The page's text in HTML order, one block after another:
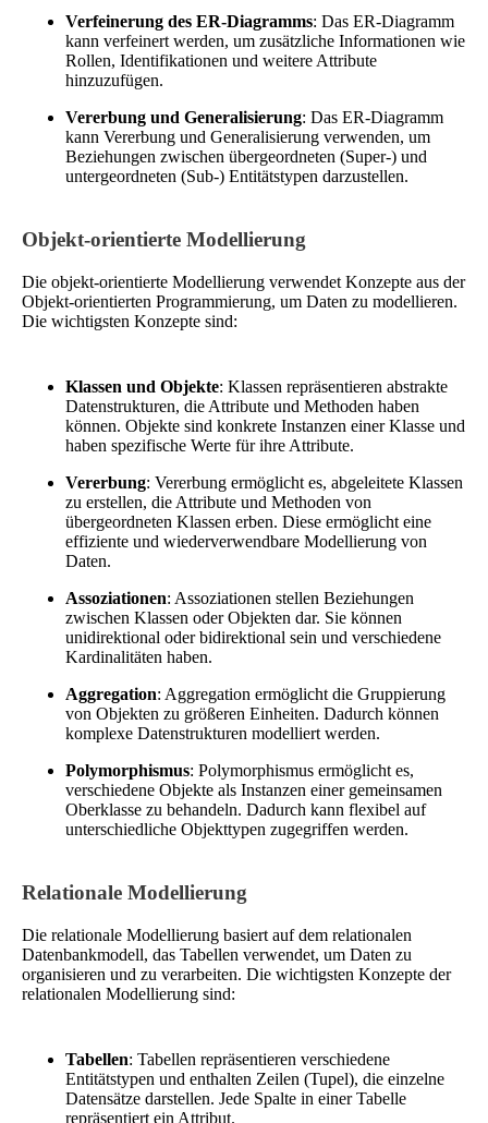
Verfeinerung des ER-Diagramms: Das ER-Diagramm
kann verfeinert werden, um zusätzliche Informationen wie
Rollen, Identifikationen und weitere Attribute
hinzuzufügen.
Vererbung und Generalisierung: Das ER-Diagramm
kann Vererbung und Generalisierung verwenden, um
Beziehungen zwischen übergeordneten (Super-) und
untergeordneten (Sub-) Entitätstypen darzustellen.
Objekt-orientierte Modellierung
Die objekt-orientierte Modellierung verwendet Konzepte aus der
Objekt-orientierten Programmierung, um Daten zu modellieren.
Die wichtigsten Konzepte sind:
Klassen und Objekte: Klassen repräsentieren abstrakte
Datenstrukturen, die Attribute und Methoden haben
können. Objekte sind konkrete Instanzen einer Klasse und
haben spezifische Werte für ihre Attribute.
Vererbung: Vererbung ermöglicht es, abgeleitete Klassen
zu erstellen, die Attribute und Methoden von
übergeordneten Klassen erben. Diese ermöglicht eine
effiziente und wiederverwendbare Modellierung von
Daten.
Assoziationen: Assoziationen stellen Beziehungen
zwischen Klassen oder Objekten dar. Sie können
unidirektional oder bidirektional sein und verschiedene
Kardinalitäten haben.
Aggregation: Aggregation ermöglicht die Gruppierung
von Objekten zu größeren Einheiten. Dadurch können
komplexe Datenstrukturen modelliert werden.
Polymorphismus: Polymorphismus ermöglicht es,
verschiedene Objekte als Instanzen einer gemeinsamen
Oberklasse zu behandeln. Dadurch kann flexibel auf
unterschiedliche Objekttypen zugegriffen werden.
Relationale Modellierung
Die relationale Modellierung basiert auf dem relationalen
Datenbankmodell, das Tabellen verwendet, um Daten zu
organisieren und zu verarbeiten. Die wichtigsten Konzepte der
relationalen Modellierung sind:
Tabellen: Tabellen repräsentieren verschiedene
Entitätstypen und enthalten Zeilen (Tupel), die einzelne
Datensätze darstellen. Jede Spalte in einer Tabelle
repräsentiert ein Attribut.